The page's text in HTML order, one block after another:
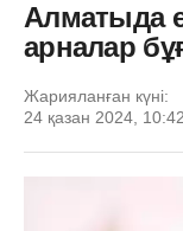
Алматыда
арналар
Жарияланған күні:
24 қазан 2024, 10:42